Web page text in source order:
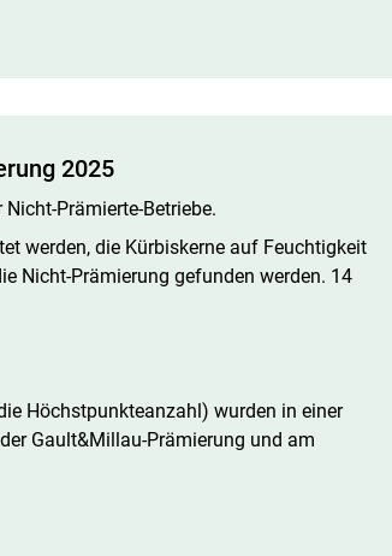
2025
Prämierte-Betriebe.
werden, die Kürbiskerne auf Feuchtigkeit
Nicht-Prämierung gefunden werden. 14
Höchstpunkteanzahl) wurden in einer
Gault&Millau-Prämierung und am